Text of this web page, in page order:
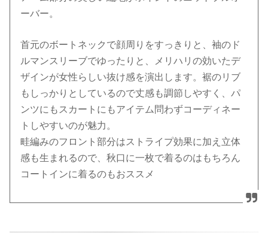
ーバー。
首元のボートネックで顔周りをすっきりと、袖のド
ルマンスリーブでゆったりと、メリハリの効いたデ
ザインが女性らしい抜け感を演出します。裾のリブ
もしっかりとしているので丈感も調節しやすく、パ
ンツにもスカートにもアイテム問わずコーディネー
トしやすいのが魅力。
畦編みのフロント部分はストライプ効果に加え立体
感も生まれるので、秋口に一枚で着るのはもちろん
コートインに着るのもおススメ